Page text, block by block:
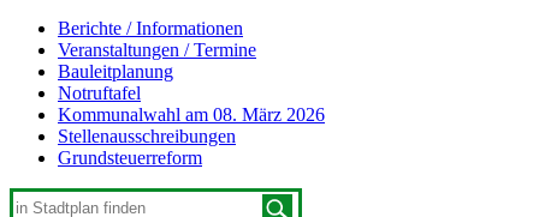
Berichte / Informationen
Veranstaltungen / Termine
Bauleitplanung
Notruftafel
Kommunalwahl am 08. März 2026
Stellenausschreibungen
Grundsteuerreform